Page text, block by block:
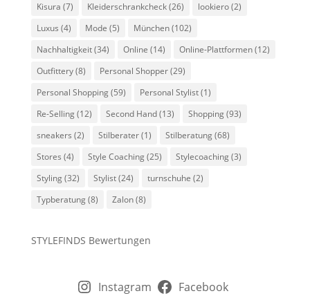
Kisura (7) Kleiderschrankcheck(26) lookiero(2)
Luxus (4) Mode (5) München(102)
Nachhaltigkeit(34) Online (14) Online-Plattformen(12)
Outfittery(8) Personal Shopper(29)
Personal Shopping(59) Personal Stylist(1)
Re-Selling(12) Second Hand(13) Shopping(93)
sneakers (2) Stilberater(1) Stilberatung(68)
Stores (4) Style Coaching(25) Stylecoaching(3)
Styling(32) Stylist(24) turnschuhe (2)
Typberatung(8) Zalon(8)
STYLEFINDS Bewertungen
Instagram Facebook